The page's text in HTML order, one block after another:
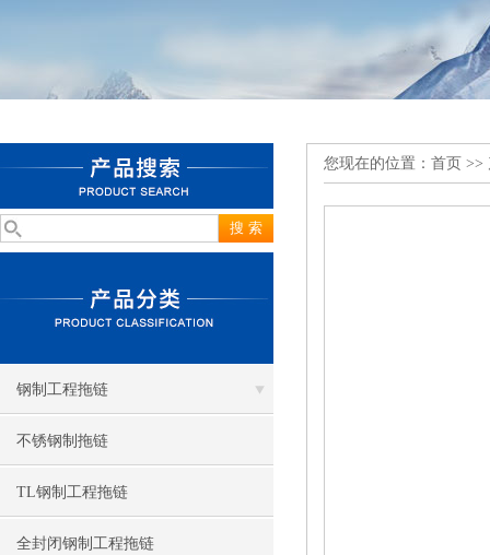
钢制工程拖链
不锈钢制拖链
TL钢制工程拖链
全封闭钢制工程拖链
您现在的位置： 首页 >>